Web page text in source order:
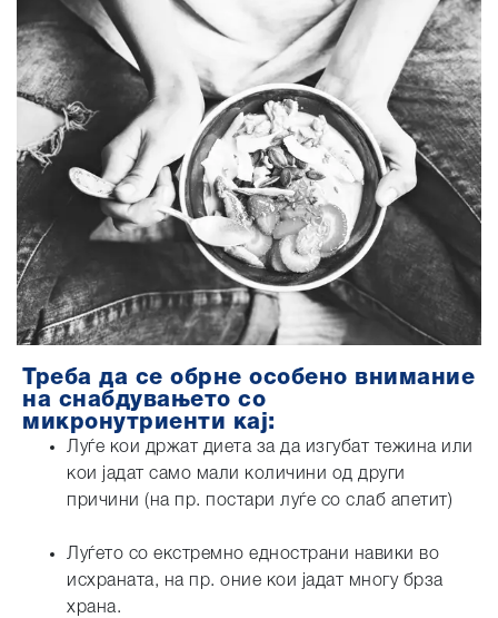
Треба да се обрне особено внимание
на снабдувањето со
микронутриенти кај:
Луѓе кои држат диета за да изгубат тежина или
кои јадат само мали количини од други
причини (на пр. постари луѓе со слаб апетит)
Луѓето со екстремно еднострани навики во
исхраната, на пр. оние кои јадат многу брза
храна.